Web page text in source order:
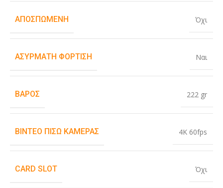
ΑΠΟΣΠΏΜΕΝΗ Όχι
ΑΣΎΡΜΑΤΗ ΦΌΡΤΙΣΗ Ναι
ΒΆΡΟΣ 222 gr
ΒΊΝΤΕΟ ΠΊΣΩ ΚΆΜΕΡΑΣ 4K 60fps
CARD SLOT Όχι